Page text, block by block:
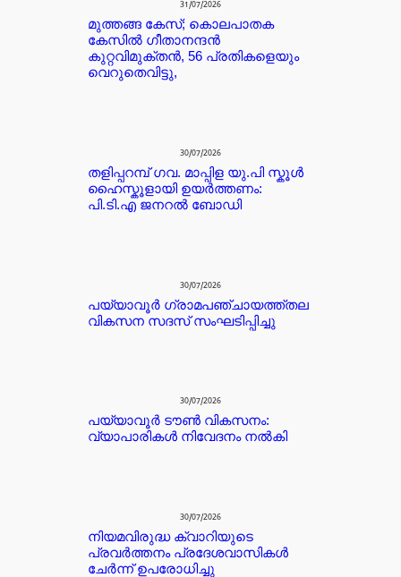
31/07/2026
മുത്തങ്ങ കേസ്; കൊലപാതക
കേസില്‍ ഗീതാനന്ദൻ
കുറ്റവിമുക്തന്‍, 56 പ്രതികളെയും
വെറുതെവിട്ടു,
30/07/2026
തളിപ്പറമ്പ് ഗവ. മാപ്പിള യു.പി സ്കൂൾ
ഹൈസ്കൂളായി ഉയർത്തണം:
പി.ടി.എ ജനറൽ ബോഡി
30/07/2026
പയ്യാവൂർ ഗ്രാമപഞ്ചായത്ത്തല
വികസന സദസ് സംഘടിപ്പിച്ചു
30/07/2026
പയ്യാവൂർ ടൗൺ വികസനം:
വ്യാപാരികൾ നിവേദനം നൽകി
30/07/2026
നിയമവിരുദ്ധ ക്വാറിയുടെ
പ്രവർത്തനം പ്രദേശവാസികൾ
ചേർന്ന് ഉപരോധിച്ചു